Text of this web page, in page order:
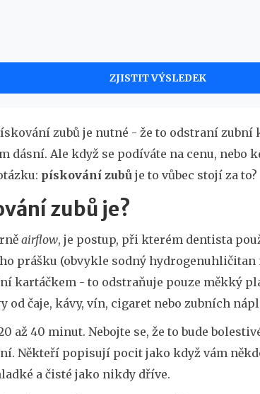
ZJISTIT VÝSLEDEK
zubů je nutné - že to odstraní zubní
dásní. Ale když se podíváte na cenu, nebo
pískování zubů je to vůbec stojí za to?
zubů je?
airflow, je postup, při kterém dentista
prášku (obvykle sodný
kartáčkem - to odstraňuje pouze měkký
od čaje, kávy, vín, cigaret nebo zubních
až 40 minut. Nebojte se, že to bude
Někteří popisují pocit jako když vám
a čisté jako nikdy dříve.